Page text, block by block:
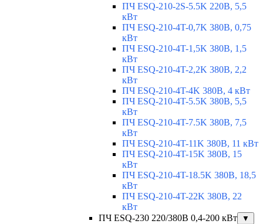
ПЧ ESQ-210-2S-5.5K 220В, 5,5
кВт
ПЧ ESQ-210-4T-0,7K 380В, 0,75
кВт
ПЧ ESQ-210-4T-1,5K 380В, 1,5
кВт
ПЧ ESQ-210-4T-2,2K 380В, 2,2
кВт
ПЧ ESQ-210-4T-4K 380В, 4 кВт
ПЧ ESQ-210-4T-5.5K 380В, 5,5
кВт
ПЧ ESQ-210-4T-7.5K 380В, 7,5
кВт
ПЧ ESQ-210-4T-11K 380В, 11 кВт
ПЧ ESQ-210-4T-15K 380В, 15
кВт
ПЧ ESQ-210-4T-18.5K 380В, 18,5
кВт
ПЧ ESQ-210-4T-22K 380В, 22
кВт
ПЧ ESQ-230 220/380В 0,4-200 кВт
▼